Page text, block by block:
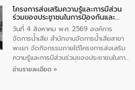
“ชุมชนร่วมใจ น้ำใสยั่งยืน” ได้บรรยายให้
ความรู้เกี่ยวกับการจัดการน้ำเสียและการใช้
ถังดักไขมันให้แก่นักเรียนโรงเรียนวัดบ่อ
(นันทวิทยา) เทศบาลนครปากเกร็ด อำเภอ
ปากเกร็ด จังหวัดนนทบุรี จำนวน 30 คน
โครงการส่งเสริมความรู้และการมีส่วน
ร่วมของประชาชนในการป้องกันและ
แก้ไขปัญหาน้ำเสียอย่างยั่งยืน
วันที่ 4 สิงหาคม พ.ศ. 2569 องค์การ
จัดการน้ำเสีย สำนักงานจัดการน้ำเสียสาขา
พะเยา จัดกิจกรรมภายใต้โครงการส่งเสริม
ความรู้และการมีส่วนร่วมของประชาชนในการ
ป้องกันและแก้ไขปัญหาน้ำเสียอย่างยั่งยืน
อ่านรายละเอียด »